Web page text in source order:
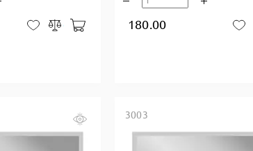
В закладки
СравнитьВ корзину180.00
3003